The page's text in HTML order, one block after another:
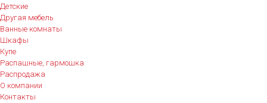
Детские
Другая мебель
Ванные комнаты
Шкафы
Купе
Распашные, гармошка
Распродажа
О компании
Контакты